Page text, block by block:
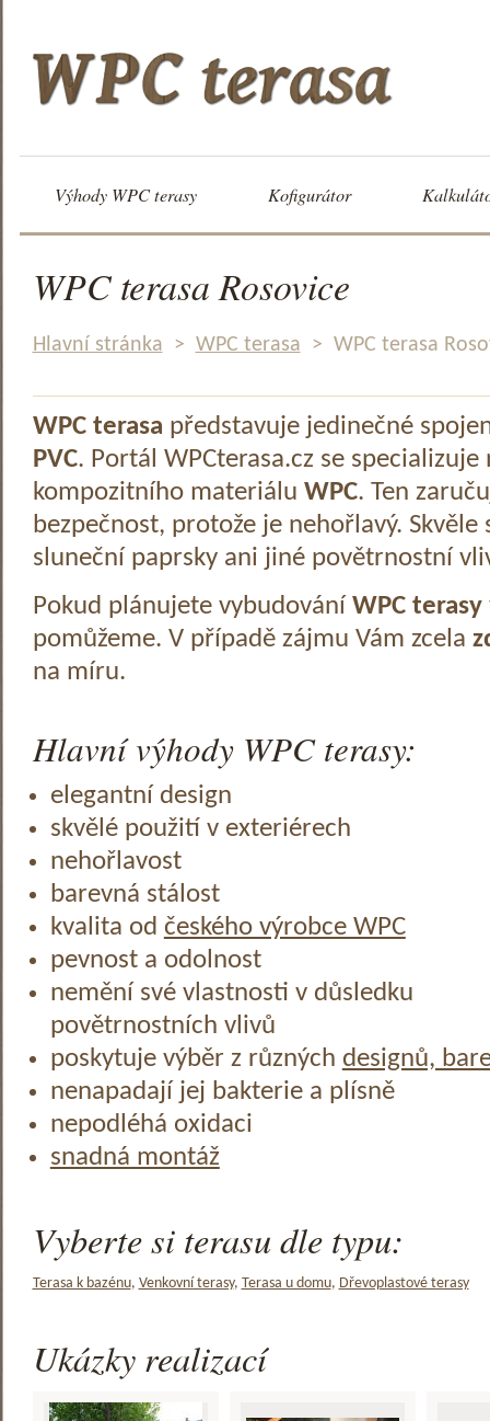
Výhody WPC terasy Kofigurátor
WPC terasa Rosovice
Hlavní stránka > WPC terasa > WPC terasa
WPC terasa představuje jedinečné
PVC. Portál WPCterasa.cz se specializuje
kompozitního materiálu WPC. Ten
bezpečnost, protože je nehořlavý.
sluneční paprsky ani jiné povětrnostní
Pokud plánujete vybudování WPC terasy
pomůžeme. V případě zájmu Vám zcela
na míru.
Hlavní výhody WPC terasy:
elegantní design
skvělé použití v exteriérech
nehořlavost
barevná stálost
kvalita od českého výrobce WPC
pevnost a odolnost
nemění své vlastnosti v důsledku
povětrnostních vlivů
poskytuje výběr z různých designů,
nenapadají jej bakterie a plísně
nepodléhá oxidaci
snadná montáž
Vyberte si terasu dle typu:
Terasa k bazénu, Venkovní terasy, Terasa u domu, Dřevoplastové terasy
Ukázky realizací